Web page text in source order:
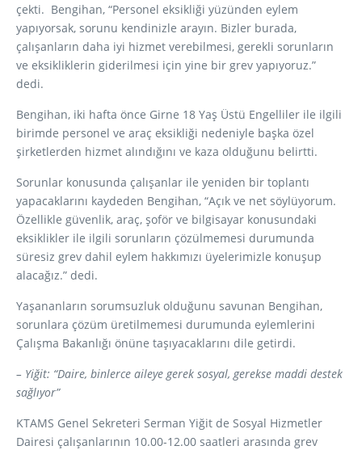
çekti. Bengihan, “Personel eksikliği yüzünden eylem
yapıyorsak, sorunu kendinizle arayın. Bizler burada,
çalışanların daha iyi hizmet verebilmesi, gerekli sorunların
ve eksikliklerin giderilmesi için yine bir grev yapıyoruz.”
dedi.
Bengihan, iki hafta önce Girne 18 Yaş Üstü Engelliler ile ilgili
birimde personel ve araç eksikliği nedeniyle başka özel
şirketlerden hizmet alındığını ve kaza olduğunu belirtti.
Sorunlar konusunda çalışanlar ile yeniden bir toplantı
yapacaklarını kaydeden Bengihan, “Açık ve net söylüyorum.
Özellikle güvenlik, araç, şoför ve bilgisayar konusundaki
eksiklikler ile ilgili sorunların çözülmemesi durumunda
süresiz grev dahil eylem hakkımızı üyelerimizle konuşup
alacağız.” dedi.
Yaşananların sorumsuzluk olduğunu savunan Bengihan,
sorunlara çözüm üretilmemesi durumunda eylemlerini
Çalışma Bakanlığı önüne taşıyacaklarını dile getirdi.
– Yiğit: “Daire, binlerce aileye gerek sosyal, gerekse maddi destek
sağlıyor”
KTAMS Genel Sekreteri Serman Yiğit de Sosyal Hizmetler
Dairesi çalışanlarının 10.00-12.00 saatleri arasında grev